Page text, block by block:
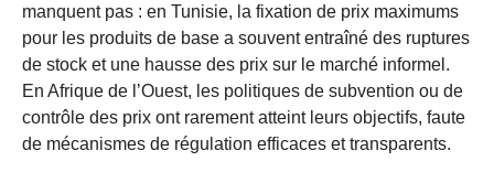
manquent pas : en Tunisie, la fixation de prix maximums
pour les produits de base a souvent entraîné des ruptures
de stock et une hausse des prix sur le marché informel.
En Afrique de l’Ouest, les politiques de subvention ou de
contrôle des prix ont rarement atteint leurs objectifs, faute
de mécanismes de régulation efficaces et transparents.